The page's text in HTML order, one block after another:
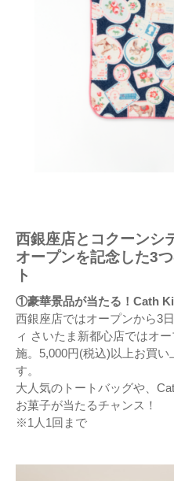
西銀座店とコクーンシ
オープンを記念した3
ト
①豪華景品が当たる！Cath
西銀座店ではオープンから3
ィ さいたま新都心店ではオ
施。5,000円(税込)以上お買
す。
大人気のトートバッグや、
お菓子が当たるチャンス！
※1人1回まで